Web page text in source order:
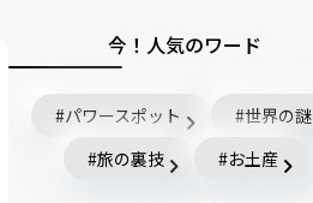
今！人気のワード
パワースポット
世界の謎
旅の裏技
お土産